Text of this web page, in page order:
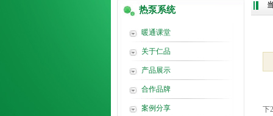
热泵系统
暖通课堂
关于仁品
产品展示
合作品牌
案例分享 下